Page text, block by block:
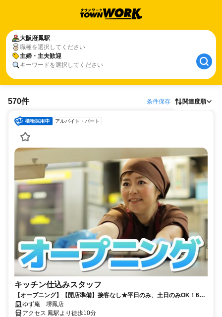
大阪府鳳駅
職種を選択してください
主婦・主夫歓迎
キーワードを選択してください
570件 条件保存 関連度順
アルバイト・パート
キッチン仕込みスタッフ
【オープニング】【開店準備】接客なし★平日のみ、土日のみOK！60
歳以上の方も大歓迎！
ゆず庵 堺鳳店
アクセス 鳳駅より徒歩10分